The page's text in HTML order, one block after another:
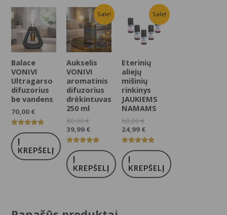
Balace
VONIVI
Ultragarso
difuzorius
be vandens
70,00 €
Įvertinimas:
5.00
iš 5Į
KREPŠELĮ
Sale!
Aukselis
VONIVI
aromatinis
difuzorius
drėkintuvas
250 ml
80,00€
39,99 €
Įvertinimas:
5.00
iš 5Į
KREPŠELĮ
Sale!
Eterinių
aliejų
mišinių
rinkinys
JAUKIEMS
NAMAMS
50,00€
24,99 €
Įvertinimas:
5.00
iš 5Į
KREPŠELĮ